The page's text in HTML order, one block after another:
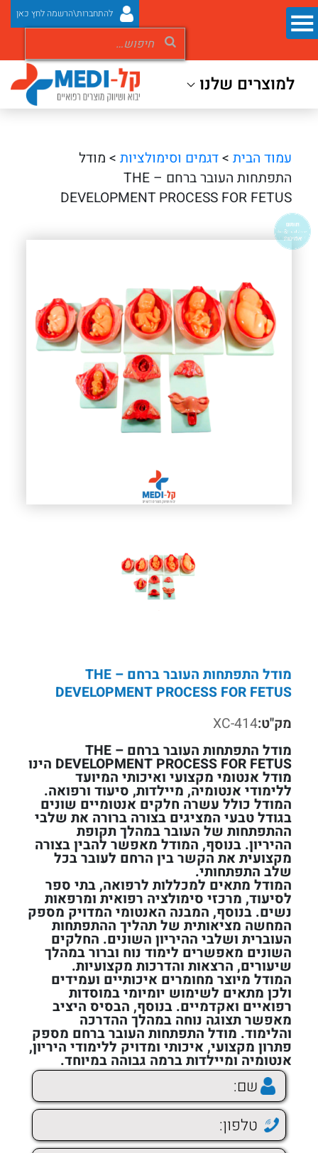
להתחברות\הרשמה לחץ כאן
למוצרים שלנו
עמוד הבית >דגמים וסימולציות > מודל
התפתחות העובר ברחם – THE
DEVELOPMENT PROCESS FOR FETUS
מודל התפתחות העובר ברחם – THE
DEVELOPMENT PROCESS FOR FETUS
מק"ט:XC-414
מודל התפתחות העובר ברחם – THE
DEVELOPMENT PROCESS FOR FETUS הינו
מודל אנטומי מקצועי ואיכותי המיועד
ללימודי אנטומיה, מיילדות, סיעוד ורפואה.
המודל כולל עשרה חלקים אנטומיים שונים
בגודל טבעי המציגים בצורה ברורה את שלבי
ההתפתחות של העובר במהלך תקופת
ההיריון. בנוסף, המודל מאפשר להבין בצורה
מקצועית את הקשר בין הרחם לעובר בכל
שלב התפתחותי.
המודל מתאים למכללות לרפואה, בתי ספר
לסיעוד, מרכזי סימולציה רפואית ומרפאות
נשים. בנוסף, המבנה האנטומי המדויק מספק
המחשה מציאותית של תהליך ההתפתחות
העוברית ושלבי ההיריון השונים. החלקים
השונים מאפשרים לימוד נוח וברור במהלך
שיעורים, הרצאות והדרכות מקצועיות.
המודל מיוצר מחומרים איכותיים ועמידים
ולכן מתאים לשימוש יומיומי במוסדות
רפואיים ואקדמיים. בנוסף, הבסיס היציב
מאפשר תצוגה נוחה במהלך ההדרכה
והלימוד. מודל התפתחות העובר ברחם מספק
פתרון מקצועי, איכותי ומדויק ללימודי היריון,
אנטומיה ומיילדות ברמה גבוהה במיוחד.